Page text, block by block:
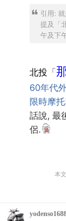
引用:
提及「
午及下
北投 「
60年代
限時摩
話說, 最
侶.
本